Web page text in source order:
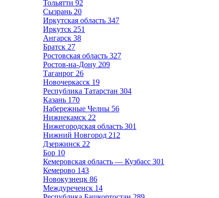
Тольятти 92
Сызрань 20
Иркутская область 347
Иркутск 251
Ангарск 38
Братск 27
Ростовская область 327
Ростов-на-Дону 209
Таганрог 26
Новочеркасск 19
Республика Татарстан 304
Казань 170
Набережные Челны 56
Нижнекамск 22
Нижегородская область 301
Нижний Новгород 212
Дзержинск 22
Бор 10
Кемеровская область — Кузбасс 301
Кемерово 143
Новокузнецк 86
Междуреченск 14